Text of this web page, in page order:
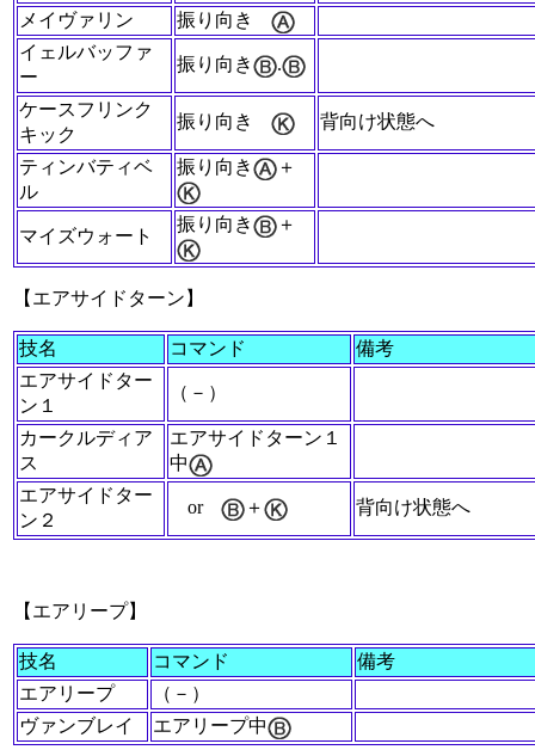
メイヴァリン
振り向き
イェルバッファ
ー
振り向き .
ケースフリンク
キック
振り向き 背向け状態へ
ティンバティベ
ル
振り向き ＋
マイズウォート
振り向き ＋
【エアサイドターン】
技名 コマンド
備考
エアサイドター
ン１
（－）
カークルディア
ス
エアサイドターン１
中
エアサイドター
ン２
or ＋ 背向け状態へ
【エアリープ】
技名 コマンド
備考
エアリープ
（－）
ヴァンブレイ
エアリープ中